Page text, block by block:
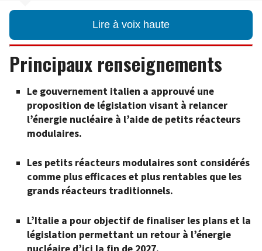
Lire à voix haute
Principaux renseignements
Le gouvernement italien a approuvé une
proposition de législation visant à relancer
l’énergie nucléaire à l’aide de petits réacteurs
modulaires.
Les petits réacteurs modulaires sont considérés
comme plus efficaces et plus rentables que les
grands réacteurs traditionnels.
L’Italie a pour objectif de finaliser les plans et la
législation permettant un retour à l’énergie